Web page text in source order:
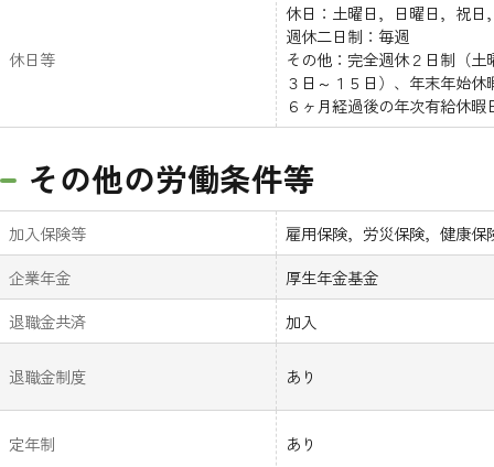
休日等
休日：土曜日，日曜日，祝日
週休二日制：毎週
その他：完全週休２日制（
３日～１５日）、年末年始
６ヶ月経過後の年次有給休暇
その他の労働条件等
加入保険等
雇用保険，労災保険，健康保
企業年金
厚生年金基金
退職金共済
加入
退職金制度 あり
定年制 あり